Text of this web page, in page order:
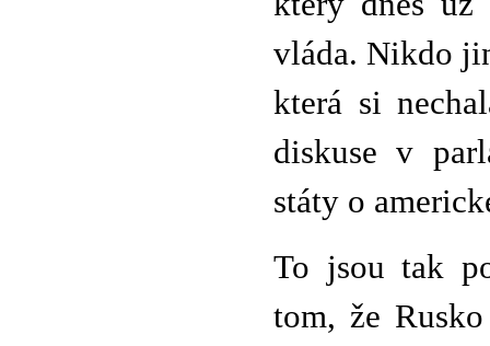
vláda. Nikdo
která si
diskuse v
státy o
To jsou tak
tom, že